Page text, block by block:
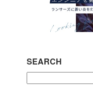
SEARCH